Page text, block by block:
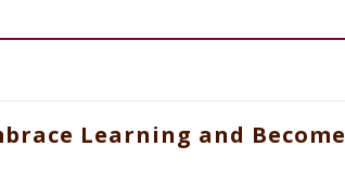
Learning and Become